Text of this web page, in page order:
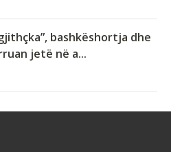
bashkëshortja dhe
jetë në a...